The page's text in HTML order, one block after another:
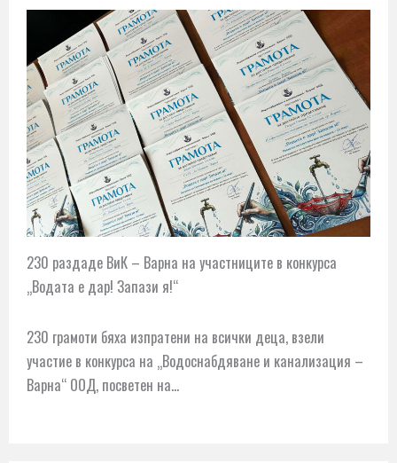
230 раздаде ВиК – Варна на участниците в конкурса
„Водата е дар! Запази я!“
230 грамоти бяха изпратени на всички деца, взели
участие в конкурса на „Водоснабдяване и канализация –
Варна“ ООД, посветен на…